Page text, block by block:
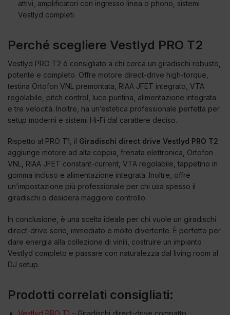
attivi, amplificatori con ingresso linea o phono, sistemi
Vestlyd completi
Perché scegliere Vestlyd PRO T2
Vestlyd PRO T2 è consigliato a chi cerca un giradischi robusto,
potente e completo. Offre motore direct-drive high-torque,
testina Ortofon VNL premontata, RIAA JFET integrato, VTA
regolabile, pitch control, luce puntina, alimentazione integrata
e tre velocità. Inoltre, ha un’estetica professionale perfetta per
setup moderni e sistemi Hi-Fi dal carattere deciso.
Rispetto al PRO T1, il Giradischi direct drive Vestlyd PRO T2
aggiunge motore ad alta coppia, frenata elettronica, Ortofon
VNL, RIAA JFET constant-current, VTA regolabile, tappetino in
gomma incluso e alimentazione integrata. Inoltre, offre
un’impostazione più professionale per chi usa spesso il
giradischi o desidera maggiore controllo.
In conclusione, è una scelta ideale per chi vuole un giradischi
direct-drive serio, immediato e molto divertente. È perfetto per
dare energia alla collezione di vinili, costruire un impianto
Vestlyd completo e passare con naturalezza dal living room al
DJ setup.
Prodotti correlati consigliati:
Vestlyd PRO T1 – Giradischi direct-drive compatto